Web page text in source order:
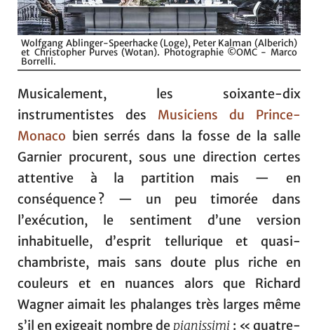
Wolfgang Ablinger-Speerhacke (Loge), Peter Kalman (Alberich)
et Christopher Purves (Wotan). Photographie ©OMC - Marco
Borrelli.
Musicalement, les soixante-dix
instrumentistes des Musiciens du Prince-
Monaco bien serrés dans la fosse de la salle
Garnier procurent, sous une direction certes
attentive à la partition mais — en
conséquence ? — un peu timorée dans
l’exécution, le sentiment d’une version
inhabituelle, d’esprit tellurique et quasi-
chambriste, mais sans doute plus riche en
couleurs et en nuances alors que Richard
Wagner aimait les phalanges très larges même
s’il en exigeait nombre de pianissimi: « quatre-